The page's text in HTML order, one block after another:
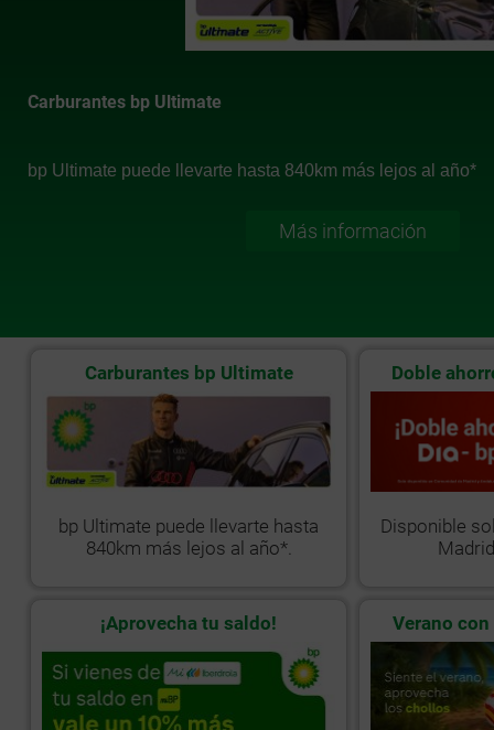
Carburantes bp Ultimate
bp Ultimate puede llevarte hasta 840km más lejos al año*
Más información
Carburantes bp Ultimate
bp Ultimate puede llevarte hasta
840km más lejos al año*.
Doble
Disponible
¡Aprovecha tu saldo! Verano